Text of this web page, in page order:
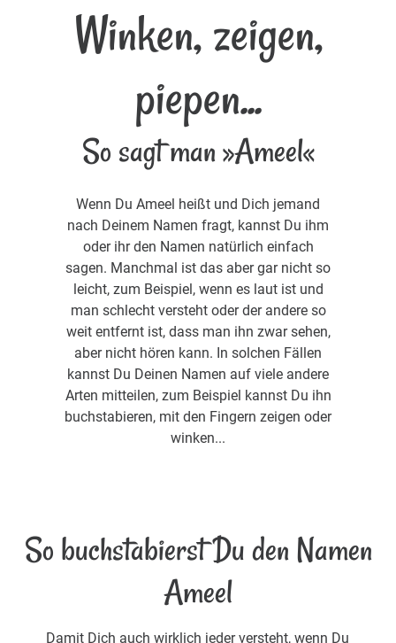
Winken, zeigen,
piepen...
So sagt man »Ameel«
Wenn Du Ameel heißt und Dich jemand
nach Deinem Namen fragt, kannst Du ihm
oder ihr den Namen natürlich einfach
sagen. Manchmal ist das aber gar nicht so
leicht, zum Beispiel, wenn es laut ist und
man schlecht versteht oder der andere so
weit entfernt ist, dass man ihn zwar sehen,
aber nicht hören kann. In solchen Fällen
kannst Du Deinen Namen auf viele andere
Arten mitteilen, zum Beispiel kannst Du ihn
buchstabieren, mit den Fingern zeigen oder
winken...
So buchstabierst Du den Namen
Ameel
Damit Dich auch wirklich jeder versteht, wenn Du